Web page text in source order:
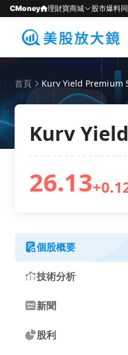
CMoney 理財寶商城 股市爆料
首頁 Kurv Yield Premium
Kurv
26.13
個股概要
技術分析
新聞
股利